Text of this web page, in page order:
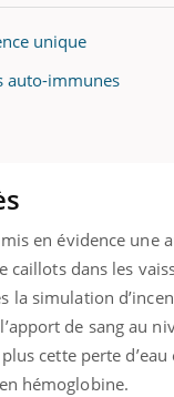
unique
auto-immunes
en évidence une
dans les
simulation
de sang au
cette perte
hémoglobine.